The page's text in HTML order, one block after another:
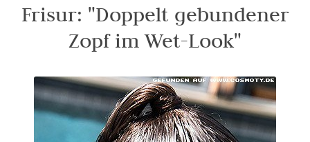
Frisur: "Doppelt gebundener
Zopf im Wet-Look"